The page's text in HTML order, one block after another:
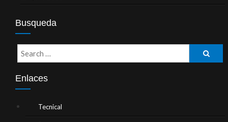
Busqueda
Enlaces
Tecnical